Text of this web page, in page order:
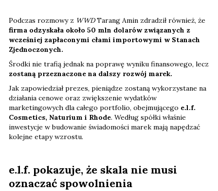
Podczas rozmowy z WWDTarang Amin zdradził również, że
firma odzyskała około 50 mln dolarów związanych z
wcześniej zapłaconymi cłami importowymi w Stanach
Zjednoczonych.
Środki nie trafią jednak na poprawę wyniku finansowego, lecz
zostaną przeznaczone na dalszy rozwój marek.
Jak zapowiedział prezes, pieniądze zostaną wykorzystane na
działania cenowe oraz zwiększenie wydatków
marketingowych dla całego portfolio, obejmującego e.l.f.
Cosmetics, Naturium i Rhode. Według spółki właśnie
inwestycje w budowanie świadomości marek mają napędzać
kolejne etapy wzrostu.
e.l.f. pokazuje, że skala nie musi
oznaczać spowolnienia